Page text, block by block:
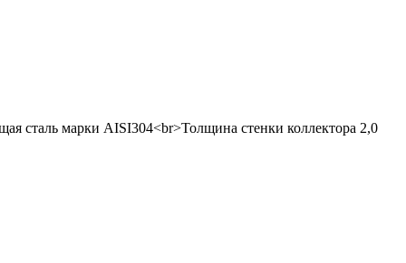
сталь марки AISI304<br>Толщина стенки коллектора 2,0